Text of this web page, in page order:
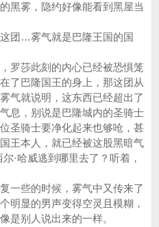
黑雾，隐约好像能看到黑屋当
…雾气就是巴隆王国的国
莎此刻的内心已经被恐惧笼
了巴隆国王的身上，那这团从
气就说明，这东西已经超出了
息，别说是巴隆城内的圣骑士
圣骑士要净化起来也够呛，甚
王本人，就已经被这股黑暗气
·哈威逃到哪里去了？听着，
些的时候，雾气中又传来了
明显的男声变得空灵且模糊，
是别人说出来的一样。